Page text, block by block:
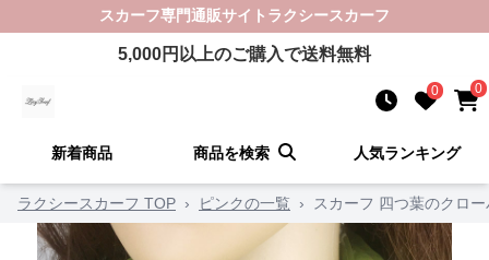
スカーフ専門通販サイト ラクシースカーフ
5,000円以上のご購入で送料無料
0 0
新着商品 商品を検索 人気ランキング
ラクシースカーフ TOP › ピンクの一覧 › スカーフ 四つ葉のクロ